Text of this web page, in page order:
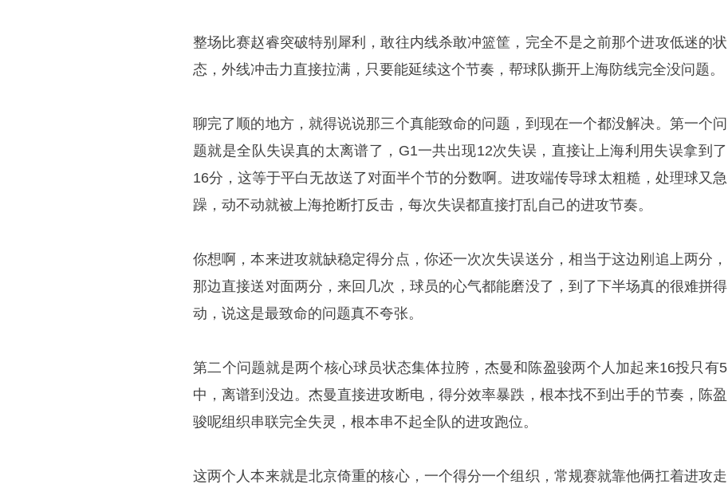
整场比赛赵睿突破特别犀利，敢往内线杀敢冲篮筐，完全不是之前那个进攻低迷的状
态，外线冲击力直接拉满，只要能延续这个节奏，帮球队撕开上海防线完全没问题。
聊完了顺的地方，就得说说那三个真能致命的问题，到现在一个都没解决。第一个问
题就是全队失误真的太离谱了，G1一共出现12次失误，直接让上海利用失误拿到了
16分，这等于平白无故送了对面半个节的分数啊。进攻端传导球太粗糙，处理球又急
躁，动不动就被上海抢断打反击，每次失误都直接打乱自己的进攻节奏。
你想啊，本来进攻就缺稳定得分点，你还一次次失误送分，相当于这边刚追上两分，
那边直接送对面两分，来回几次，球员的心气都能磨没了，到了下半场真的很难拼得
动，说这是最致命的问题真不夸张。
第二个问题就是两个核心球员状态集体拉胯，杰曼和 陈盈骏两个人加起来16投只有5
中，离谱到没边。杰曼直接进攻断电，得分效率暴跌，根本找不到出手的节奏，陈盈
骏呢组织串联完全失灵，根本串不起全队的进攻跑位。
这两个人本来就是北京倚重的核心，一个得分一个组织，常规赛就靠他俩扛着进攻走